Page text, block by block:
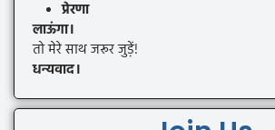
प्रेरणा
लाऊंगा।
तो मेरे साथ जरूर जुड़ें!
धन्यवाद।